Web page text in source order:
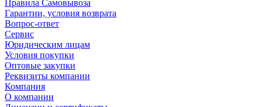
Правила Самовывоза
Гарантии, условия возврата
Вопрос-ответ
Сервис
Юридическим лицам
Условия покупки
Оптовые закупки
Реквизиты компании
Компания
О компании